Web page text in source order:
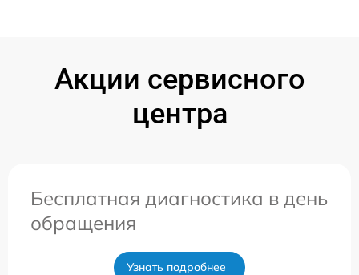
Акции сервисного
центра
Бесплатная диагностика в день
обращения
Узнать подробнее